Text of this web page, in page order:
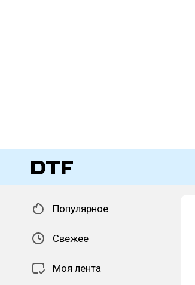
Популярное
Свежее
Моя лента